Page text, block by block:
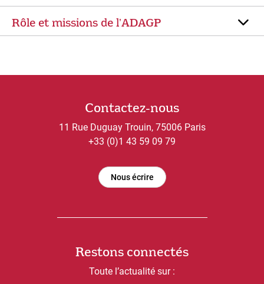
Rôle et missions de lʼADAGP
Contactez-nous
11 Rue Duguay Trouin, 75006 Paris
+33 (0)1 43 59 09 79
Nous écrire
Restons connectés
Toute l’actualité sur :